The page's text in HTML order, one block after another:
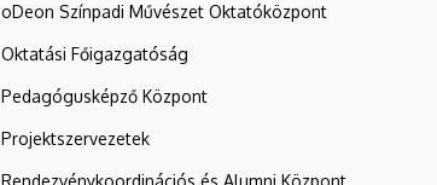
oDeon Színpadi Művészet Oktatóközpont
Oktatási Főigazgatóság
Pedagógusképző Központ
Projektszervezetek